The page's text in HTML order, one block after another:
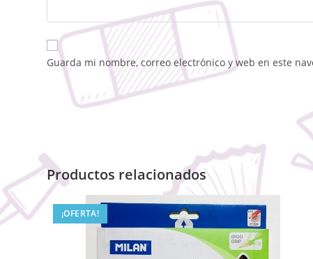
Guarda mi nombre, correo electrónico y web en este
Productos relacionados
¡OFERTA!